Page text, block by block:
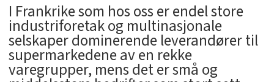
I Frankrike som hos oss er endel store
industriforetak og multinasjonale
selskaper dominerende leverandører til
supermarkedene av en rekke
varegrupper, mens det er små og